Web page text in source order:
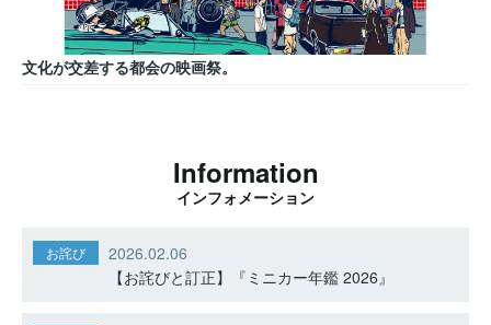
文化が交差する都会の映画祭。
Information
インフォメーション
お詫び
2026.02.06
【お詫びと訂正】『ミニカー年鑑 2026』